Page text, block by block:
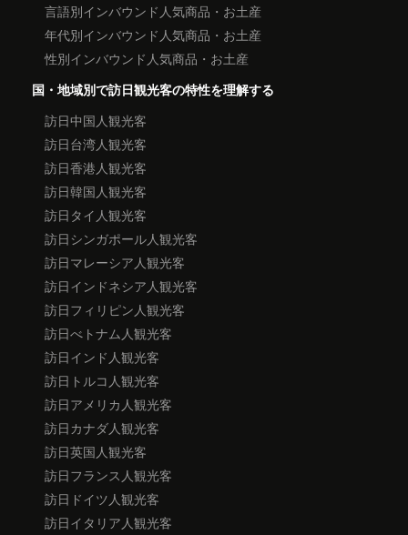
言語別インバウンド人気商品・お土産
年代別インバウンド人気商品・お土産
性別インバウンド人気商品・お土産
国・地域別で訪日観光客の特性を理解する
訪日中国人観光客
訪日台湾人観光客
訪日香港人観光客
訪日韓国人観光客
訪日タイ人観光客
訪日シンガポール人観光客
訪日マレーシア人観光客
訪日インドネシア人観光客
訪日フィリピン人観光客
訪日べトナム人観光客
訪日インド人観光客
訪日トルコ人観光客
訪日アメリカ人観光客
訪日カナダ人観光客
訪日英国人観光客
訪日フランス人観光客
訪日ドイツ人観光客
訪日イタリア人観光客